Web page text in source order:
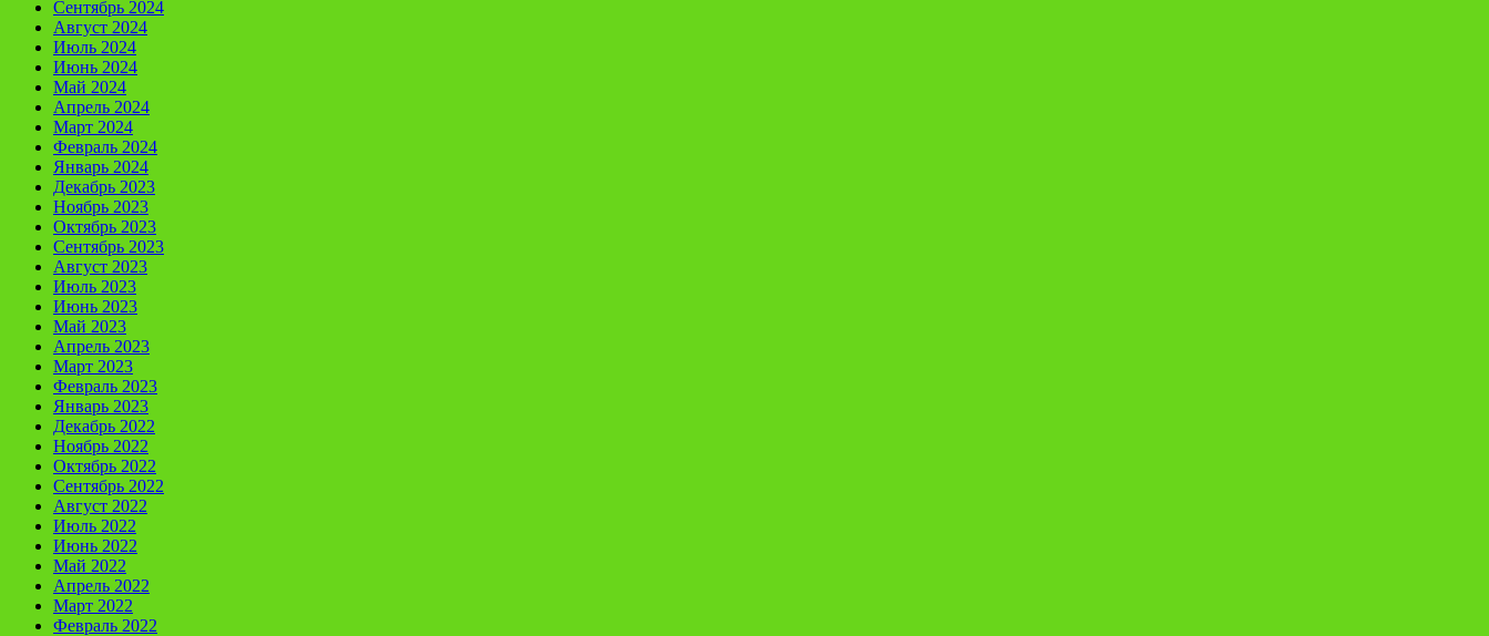
Сентябрь 2024
Август 2024
Июль 2024
Июнь 2024
Май 2024
Апрель 2024
Март 2024
Февраль 2024
Январь 2024
Декабрь 2023
Ноябрь 2023
Октябрь 2023
Сентябрь 2023
Август 2023
Июль 2023
Июнь 2023
Май 2023
Апрель 2023
Март 2023
Февраль 2023
Январь 2023
Декабрь 2022
Ноябрь 2022
Октябрь 2022
Сентябрь 2022
Август 2022
Июль 2022
Июнь 2022
Май 2022
Апрель 2022
Март 2022
Февраль 2022